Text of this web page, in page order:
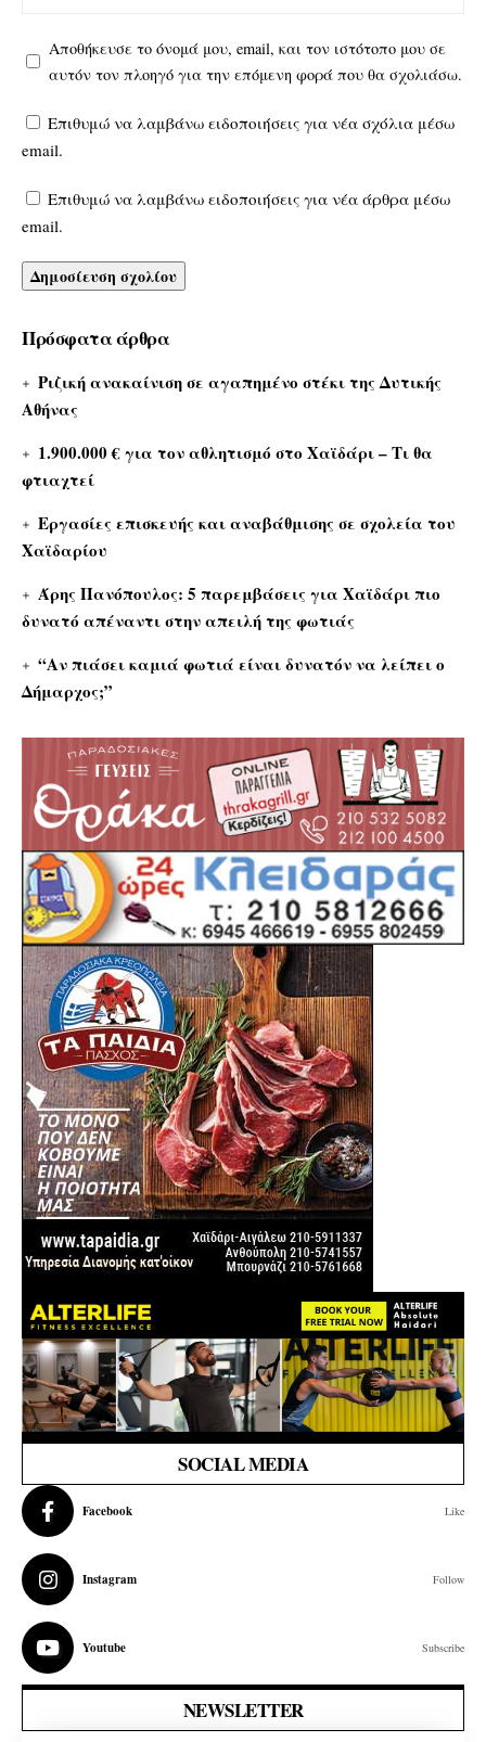
Αποθήκευσε το όνομά μου, email, και τον ιστότοπο μου σε
αυτόν τον πλοηγό για την επόμενη φορά που θα σχολιάσω.
Επιθυμώ να λαμβάνω ειδοποιήσεις για νέα σχόλια μέσω
email.
Επιθυμώ να λαμβάνω ειδοποιήσεις για νέα άρθρα μέσω
email.
Πρόσφατα άρθρα
Ριζική ανακαίνιση σε αγαπημένο στέκι της Δυτικής
Αθήνας
1.900.000 € για τον αθλητισμό στο Χαϊδάρι – Τι θα
φτιαχτεί
Εργασίες επισκευής και αναβάθμισης σε σχολεία του
Χαϊδαρίου
Άρης Πανόπουλος: 5 παρεμβάσεις για Χαϊδάρι πιο
δυνατό απέναντι στην απειλή της φωτιάς
“Αν πιάσει καμιά φωτιά είναι δυνατόν να λείπει ο
Δήμαρχος;”
SOCIAL MEDIA
Facebook Like
Instagram Follow
Youtube Subscribe
NEWSLETTER